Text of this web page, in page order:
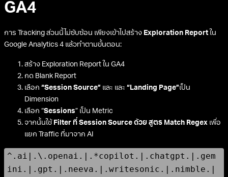
GA4
การ Tracking ส่วนนี้ไม่ซับซ้อน เพียงเข้าไปสร้าง Exploration Reportใน
Google Analytics 4 แล้วทำตามขั้นตอน:
สร้าง Exploration Report ใน GA4
กด Blank Report
เลือก “Session Source” และ และ “Landing Page”เป็น
Dimension
เลือก “Sessions” เป็น Metric
จากนั้นใช้ Filter ที่ Session Source ด้วย สูตร Match Regex เพื่อ
แยก Traffic ที่มาจาก AI
^.ai|.\.openai.|.*copilot.|.chatgpt.|.gem
ini.|.gpt.|.neeva.|.writesonic.|.nimble.|